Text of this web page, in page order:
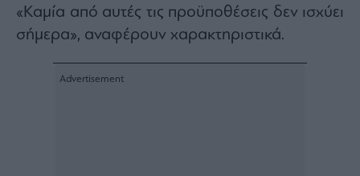
«Καμία από αυτές τις προϋποθέσεις δεν ισχύει
σήμερα», αναφέρουν χαρακτηριστικά.